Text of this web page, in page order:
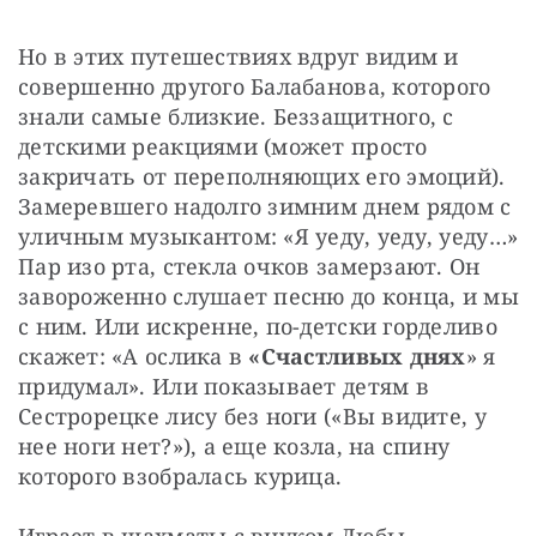
Но в этих путешествиях вдруг видим и
совершенно другого Балабанова, которого
знали самые близкие. Беззащитного, с
детскими реакциями (может просто
закричать от переполняющих его эмоций).
Замеревшего надолго зимним днем рядом с
уличным музыкантом: «Я уеду, уеду, уеду…»
Пар изо рта, стекла очков замерзают. Он
завороженно слушает песню до конца, и мы
с ним. Или искренне, по-детски горделиво
скажет: «А ослика в «Счастливых днях» я
придумал». Или показывает детям в
Сестрорецке лису без ноги («Вы видите, у
нее ноги нет?»), а еще козла, на спину
которого взобралась курица.